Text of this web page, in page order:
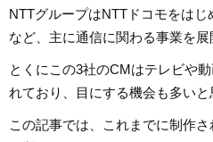
バンドでドラムと、さまざま
め、各地の音楽フェスの紹介
活動やこれまでの業務で培っ
す。音楽は国内外のロックは
NTTグループはNTTドコモをは
など、主に通信に関わる事業を展
とくにこの3社のCMはテレビや
れており、目にする機会も多いと
この記事では、これまでに制作